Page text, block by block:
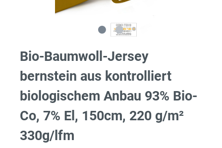
Bio-Baumwoll-Jersey
bernstein aus kontrolliert
biologischem Anbau 93% Bio-
Co, 7% El, 150cm, 220 g/m²
330g/lfm